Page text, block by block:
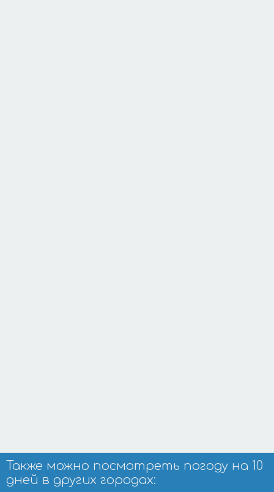
Также можно посмотреть погоду на 10
дней в других городах: